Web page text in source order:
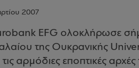
2007
EFG ολοκλήρωσε
της Ουκρανικής
αρμόδιες εποπτικές